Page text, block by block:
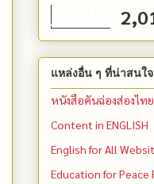
แหล่งอื่น ๆ ที่น่าสนใจ
หนังสือคันฉ่องส่องไท
Content in ENGLISH
English for All
Education for Peace